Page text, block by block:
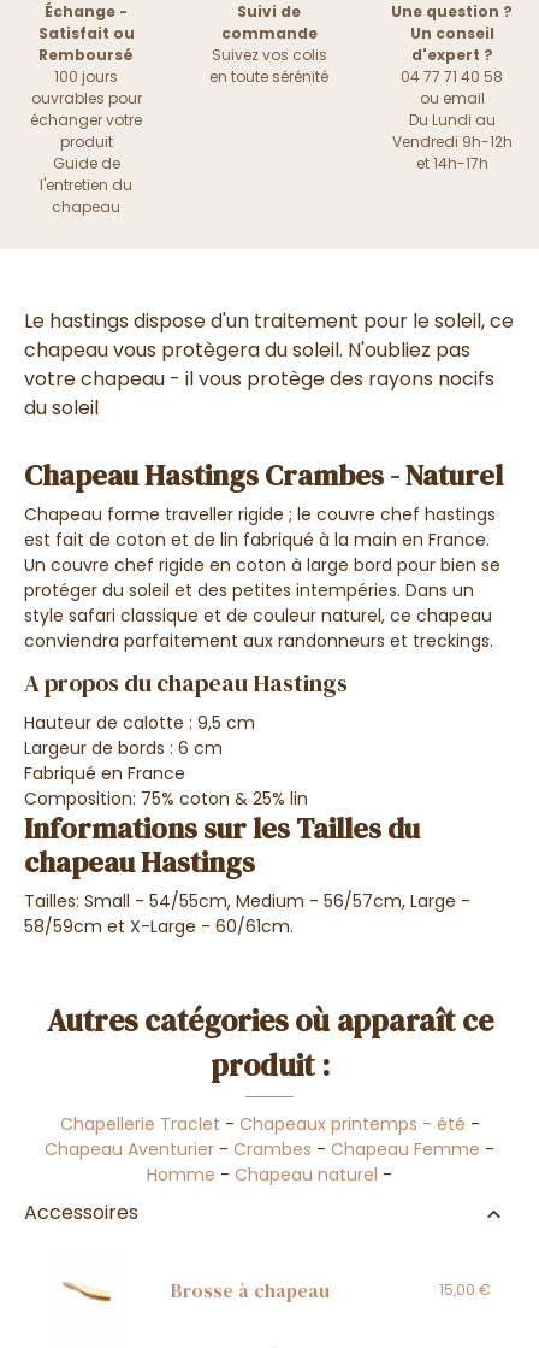
Échange -
Satisfait ou
Remboursé
100 jours
ouvrables pour
échanger votre
produit
Guide de
l'entretien du
chapeau
Suivi de
commande
Suivez vos colis
en toute sérénité
Une question ?
Un conseil
d'expert ?
04 77 71 40 58
ou email
Du Lundi au
Vendredi 9h-12h
et 14h-17h
Le hastings dispose d'un traitement pour le soleil, ce
chapeau vous protègera du soleil. N'oubliez pas
votre chapeau - il vous protège des rayons nocifs
du soleil
Chapeau Hastings Crambes - Naturel
Chapeau forme traveller rigide ; le couvre chef hastings
est fait de coton et de lin fabriqué à la main en France.
Un couvre chef rigide en coton à large bord pour bien se
protéger du soleil et des petites intempéries. Dans un
style safari classique et de couleur naturel, ce chapeau
conviendra parfaitement aux randonneurs et treckings.
A propos du chapeau Hastings
Hauteur de calotte : 9,5 cm
Largeur de bords : 6 cm
Fabriqué en France
Composition: 75% coton & 25% lin
Informations sur les Tailles du
chapeau Hastings
Tailles: Small - 54/55cm, Medium - 56/57cm, Large -
58/59cm et X-Large - 60/61cm.
Autres catégories où apparaît ce
produit :
Chapellerie Traclet - Chapeaux printemps - été -
Chapeau Aventurier - Crambes - Chapeau Femme -
Homme - Chapeau naturel -
Accessoires
Brosse à chapeau 15,00 €